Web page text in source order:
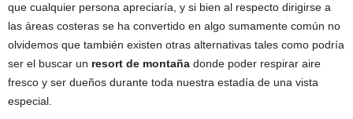
que cualquier persona apreciaría, y si bien al respecto dirigirse a
las áreas costeras se ha convertido en algo sumamente común no
olvidemos que también existen otras alternativas tales como podría
ser el buscar un resort de montaña donde poder respirar aire
fresco y ser dueños durante toda nuestra estadía de una vista
especial.